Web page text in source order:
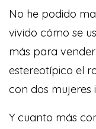
No he podido
vivido cómo se
más para
estereotípico el
con dos mujeres
Y cuanto más